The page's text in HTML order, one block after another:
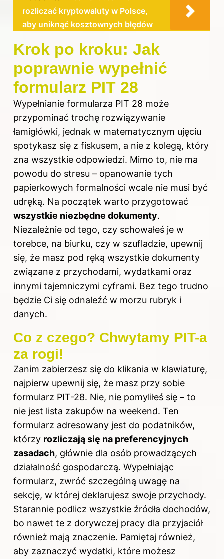
rozliczać kryptowaluty w Polsce,
aby uniknąć kosztownych błędów
Krok po kroku: Jak
poprawnie wypełnić
formularz PIT 28
Wypełnianie formularza PIT 28 może
przypominać trochę rozwiązywanie
łamigłówki, jednak w matematycznym ujęciu
spotykasz się z fiskusem, a nie z kolegą, który
zna wszystkie odpowiedzi. Mimo to, nie ma
powodu do stresu – opanowanie tych
papierkowych formalności wcale nie musi być
udręką. Na początek warto przygotować
wszystkie niezbędne dokumenty.
Niezależnie od tego, czy schowałeś je w
torebce, na biurku, czy w szufladzie, upewnij
się, że masz pod ręką wszystkie dokumenty
związane z przychodami, wydatkami oraz
innymi tajemniczymi cyframi. Bez tego trudno
będzie Ci się odnaleźć w morzu rubryk i
danych.
Co z czego? Chwytamy PIT-a
za rogi!
Zanim zabierzesz się do klikania w klawiaturę,
najpierw upewnij się, że masz przy sobie
formularz PIT-28. Nie, nie pomyliłeś się – to
nie jest lista zakupów na weekend. Ten
formularz adresowany jest do podatników,
którzy rozliczają się na preferencyjnych
zasadach, głównie dla osób prowadzących
działalność gospodarczą. Wypełniając
formularz, zwróć szczególną uwagę na
sekcję, w której deklarujesz swoje przychody.
Starannie podlicz wszystkie źródła dochodów,
bo nawet te z dorywczej pracy dla przyjaciół
również mają znaczenie. Pamiętaj również,
aby zaznaczyć wydatki, które możesz